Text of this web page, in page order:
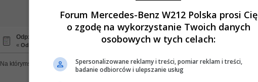
Odp: Koła w212 AMG
« Odpowiedź #3 dnia: 06 Maja 2026, 15:06 39s »
Na którymś ramieniu. Zaczyna się od A. Jak go nie ma, to znaczy że felga jest nieoryginalna
Forum Mercedes-Benz W212 Polska prosi Cię
o zgodę na wykorzystanie Twoich danych
osobowych w tych celach:
Spersonalizowane reklamy i treści, pomiar reklam i treści,
badanie odbiorców i ulepszanie usług